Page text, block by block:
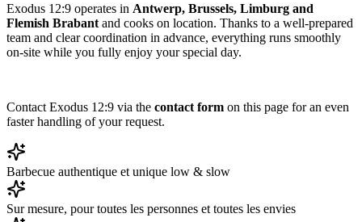
Exodus 12:9 operates in Antwerp, Brussels, Limburg and
Flemish Brabant and cooks on location. Thanks to a well-prepared
team and clear coordination in advance, everything runs smoothly
on-site while you fully enjoy your special day.
Contact Exodus 12:9 via the contact form on this page for an even
faster handling of your request.
Barbecue authentique et unique low & slow
Sur mesure, pour toutes les personnes et toutes les envies